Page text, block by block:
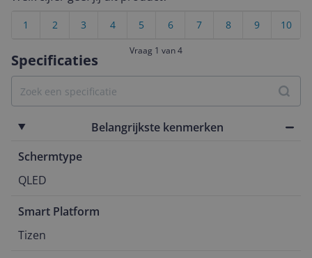
Specificaties
Belangrijkste kenmerken
Schermtype
QLED
Smart Platform
Tizen
10
9
8
7
6
5
4
3
2
1
Vraag 1 van 4